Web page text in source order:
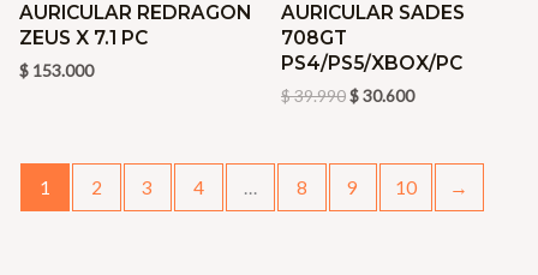
AURICULAR REDRAGON
ZEUS X 7.1 PC
$ 153.000
AURICULAR SADES
708GT
PS4/PS5/XBOX/PC
$39.990$30.600
1 2 3 4 … 8 9 10 →